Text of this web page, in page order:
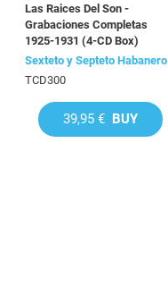
Las Raices Del Son -
Grabaciones Completas
1925-1931 (4-CD Box)
Sexteto y Septeto Habanero
TCD300
39,95 € BUY